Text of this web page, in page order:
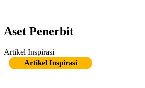
Aset Penerbit
Artikel Inspirasi
Artikel Inspirasi